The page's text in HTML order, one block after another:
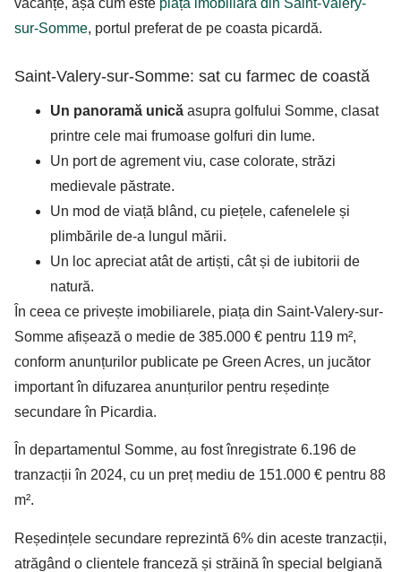
vacanțe, așa cum este piața imobiliară din Saint-Valery-
sur-Somme, portul preferat de pe coasta picardă.
Saint-Valery-sur-Somme: sat cu farmec de coastă
Un panoramă unică asupra golfului Somme, clasat
printre cele mai frumoase golfuri din lume.
Un port de agrement viu, case colorate, străzi
medievale păstrate.
Un mod de viață blând, cu piețele, cafenelele și
plimbările de-a lungul mării.
Un loc apreciat atât de artiști, cât și de iubitorii de
natură.
În ceea ce privește imobiliarele, piața din Saint-Valery-sur-
Somme afișează o medie de 385.000 € pentru 119 m²,
conform anunțurilor publicate pe Green Acres, un jucător
important în difuzarea anunțurilor pentru reședințe
secundare în Picardia.
În departamentul Somme, au fost înregistrate 6.196 de
tranzacții în 2024, cu un preț mediu de 151.000 € pentru 88
m².
Reședințele secundare reprezintă 6% din aceste tranzacții,
atrăgând o clientele franceză și străină în special belgiană